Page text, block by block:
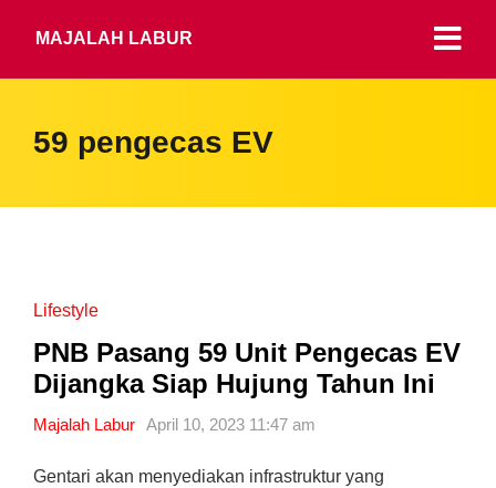
MAJALAH LABUR
59 pengecas EV
Lifestyle
PNB Pasang 59 Unit Pengecas EV
Dijangka Siap Hujung Tahun Ini
Majalah Labur April 10, 2023 11:47 am
Gentari akan menyediakan infrastruktur yang